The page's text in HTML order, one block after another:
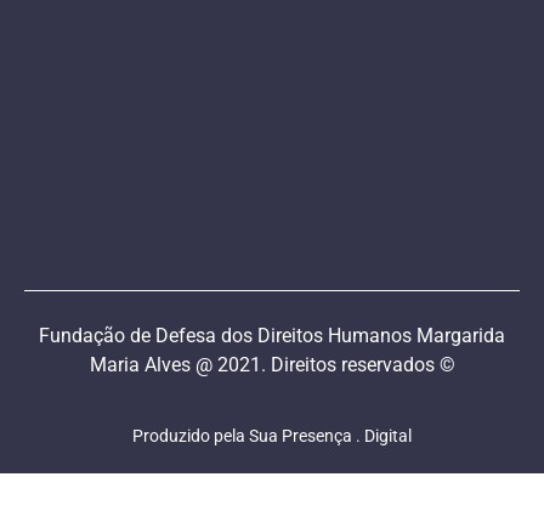
Fundação de Defesa dos Direitos Humanos Margarida
Maria Alves @ 2021. Direitos reservados ©
Produzido pela Sua Presença . Digital